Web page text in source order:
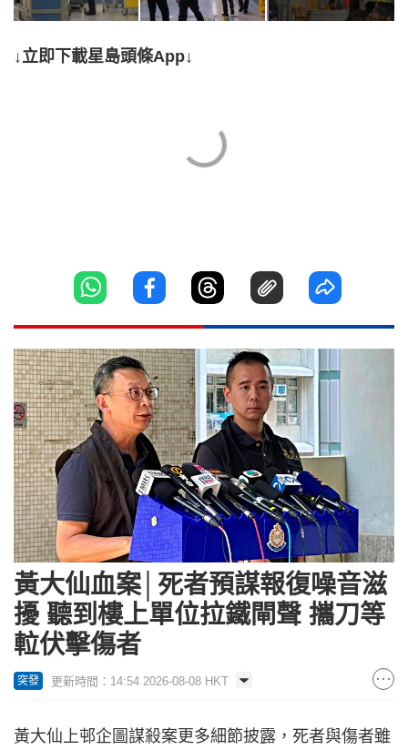
↓立即下載星島頭條App↓
黃大仙血案│死者預謀報復噪音滋
擾 聽到樓上單位拉鐵閘聲 攜刀等
𨋢伏擊傷者
突發 更新時間：14:54 2026-08-08 HKT
黃大仙上邨企圖謀殺案更多細節披露，死者與傷者雖